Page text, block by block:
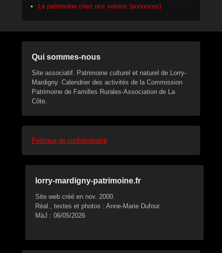
Le patrimoine chez nos voisins (annonces)
Qui sommes-nous
Site associatif. Patrimoine culturel et naturel de Lorry-
Mardigny. Calendrier des activités de la Commission
Patrimoine de Familles Rurales-Association de La
Côte.
Politique de confidentialité
lorry-mardigny-patrimoine.fr
Site web créé en nov. 2000.
Réal., textes et photos : Anne-Marie Dufour.
MàJ : 06/05/2026